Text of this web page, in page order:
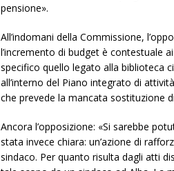
pensione».
All’indomani della Commissione,
l’incremento di budget è contestuale
specifico quello legato alla biblioteca
all’interno del Piano integrato di
che prevede la mancata sostituzione
Ancora l’opposizione: «Si sarebbe
stata invece chiara: un’azione di
sindaco. Per quanto risulta dagli atti